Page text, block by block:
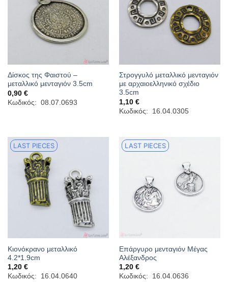
Δίσκος της Φαιστού –
μεταλλικό μενταγιόν 3.5cm
0,90 €
Κωδικός: 08.07.0693
Στρογγυλό μεταλλικό μενταγιόν
με αρχαιοελληνικό σχέδιο
3.5cm
1,10 €
Κωδικός: 16.04.0305
LAST PIECES
Κιονόκρανο μεταλλικό
4.2*1.9cm
1,20 €
Κωδικός: 16.04.0640
LAST PIECES
Επάργυρο μενταγιόν Μέγας
Αλέξανδρος
1,20 €
Κωδικός: 16.04.0636